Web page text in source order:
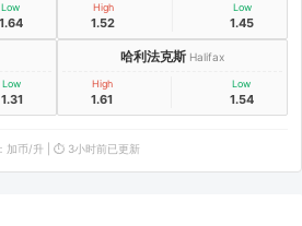
Low
1.64
High
1.52
Low
1.45
Low
1.31
哈利法克斯 Halifax
High
1.61
Low
1.54
加币/升 | ⏱️ 3小时前已更新